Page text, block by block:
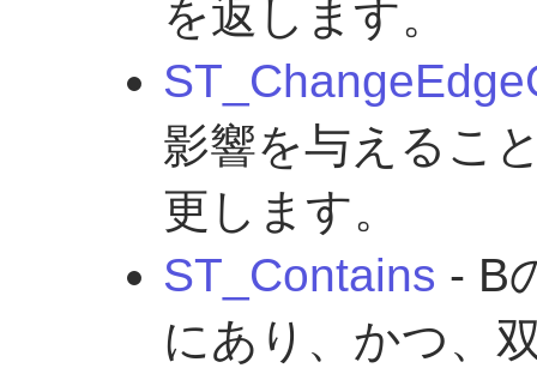
を返します。
影響を与えるこ
更します。
ST_Contains - B
にあり、かつ、